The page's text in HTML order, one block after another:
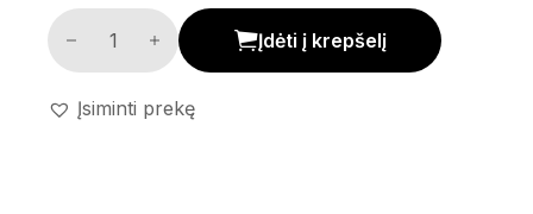
Kvepianti žvakė 'Sparkling snow' kiekis
Įdėti į krepšelį
Įsiminti prekę